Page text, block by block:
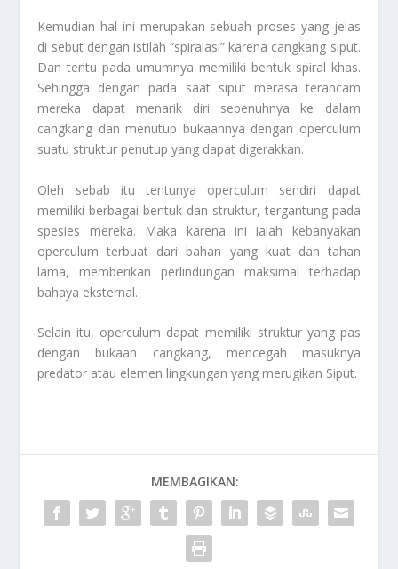
Kemudian hal ini merupakan sebuah proses yang jelas
di sebut dengan istilah “spiralasi” karena cangkang siput.
Dan tentu pada umumnya memiliki bentuk spiral khas.
Sehingga dengan pada saat siput merasa terancam
mereka dapat menarik diri sepenuhnya ke dalam
cangkang dan menutup bukaannya dengan operculum
suatu struktur penutup yang dapat digerakkan.
Oleh sebab itu tentunya operculum sendiri dapat
memiliki berbagai bentuk dan struktur, tergantung pada
spesies mereka. Maka karena ini ialah kebanyakan
operculum terbuat dari bahan yang kuat dan tahan
lama, memberikan perlindungan maksimal terhadap
bahaya eksternal.
Selain itu, operculum dapat memiliki struktur yang pas
dengan bukaan cangkang, mencegah masuknya
predator atau elemen lingkungan yang merugikan Siput.
MEMBAGIKAN: